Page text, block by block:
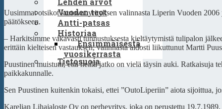
Vuoden teot
Antti-patsas
Historiaa
Ensimmäisestä
vuosikerrasta
Tietosuoja
Uusimmat otsikot kertovat yrityksen valinnasta Liperin Vuoden
päätökseen.
– Harkitsimme vakavasti tunnustuksesta kieltäytymistä tulipalon
erittäin kielteisen vastauksen, valinnasta aidosti liikuttunut Martti
Puustinen muistutti, että heillä jatko on vielä täysin auki. Ratkaisuja
paikkakunnalle.
Sen Puustinen kuitenkin tokaisi, ettei ”OutoLiperiin” aiota sijoittua,
Karelian Lihajaloste Oy on perheyritys, joka on perustettu